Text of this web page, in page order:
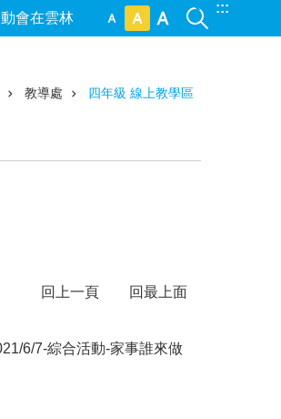
:::
會在雲林
教導處 四年級 線上教學區
回上一頁 回最上面
6/7-綜合活動-家事誰來做